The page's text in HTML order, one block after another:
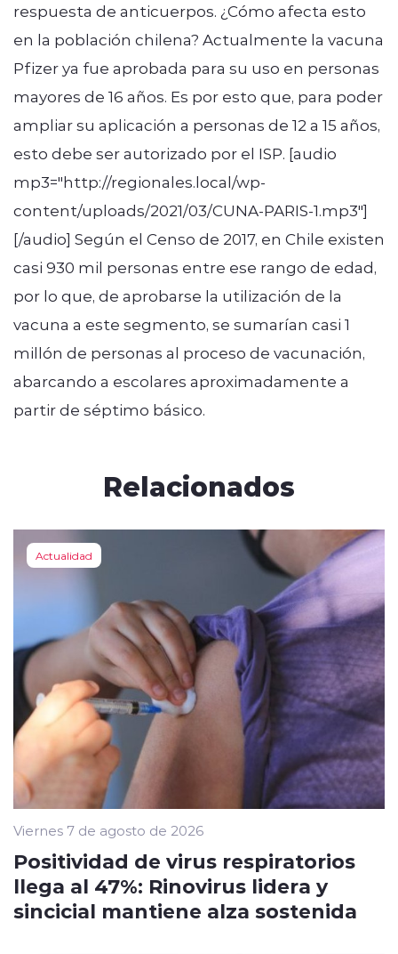
respuesta de anticuerpos. ¿Cómo afecta esto
en la población chilena? Actualmente la vacuna
Pfizer ya fue aprobada para su uso en personas
mayores de 16 años. Es por esto que, para poder
ampliar su aplicación a personas de 12 a 15 años,
esto debe ser autorizado por el ISP. [audio
mp3="http://regionales.local/wp-
content/uploads/2021/03/CUNA-PARIS-1.mp3"]
[/audio] Según el Censo de 2017, en Chile existen
casi 930 mil personas entre ese rango de edad,
por lo que, de aprobarse la utilización de la
vacuna a este segmento, se sumarían casi 1
millón de personas al proceso de vacunación,
abarcando a escolares aproximadamente a
partir de séptimo básico.
Relacionados
Actualidad
Viernes 7 de agosto de 2026
Positividad de virus respiratorios
llega al 47%: Rinovirus lidera y
sincicial mantiene alza sostenida